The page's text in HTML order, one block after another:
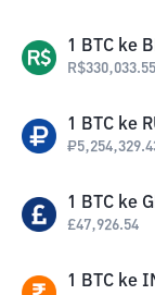
1 BTC ke
R$330,033.55
1 BTC ke
₽
1 BTC ke
£47,926.54
1 BTC ke